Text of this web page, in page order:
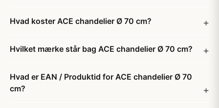
Hvad koster ACE chandelier Ø 70 cm?
Hvilket mærke står bag ACE chandelier Ø 70 cm?
Hvad er EAN / Produktid for ACE chandelier Ø 70
cm?